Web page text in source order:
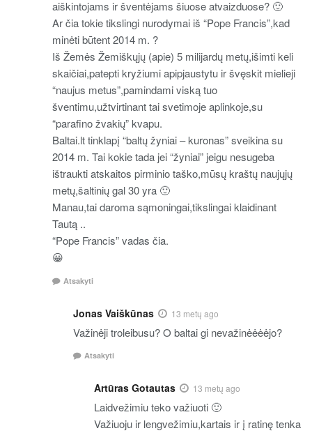
aiškintojams ir šventėjams šiuose atvaizduose? 🙂
Ar čia tokie tikslingi nurodymai iš “Pope Francis”,kad
minėti būtent 2014 m. ?
Iš Žemės Žemiškųjų (apie) 5 milijardų metų,išimti keli
skaičiai,patepti kryžiumi apipjaustytu ir švęskit mielieji
“naujus metus”,pamindami viską tuo
šventimu,užtvirtinant tai svetimoje aplinkoje,su
“parafino žvakių” kvapu.
Baltai.lt tinklapį “baltų žyniai – kuronas” sveikina su
2014 m. Tai kokie tada jei “žyniai” jeigu nesugeba
ištraukti atskaitos pirminio taško,mūsų kraštų naujųjų
metų,šaltinių gal 30 yra 🙂
Manau,tai daroma sąmoningai,tikslingai klaidinant
Tautą ..
“Pope Francis” vadas čia.
😀
Atsakyti
Jonas Vaiškūnas 13 metų ago
Važinėji troleibusu? O baltai gi nevažinėėėėjo?
Atsakyti
Artūras Gotautas 13 metų ago
Laidvežimiu teko važiuoti 🙂
Važiuoju ir lengvežimiu,kartais ir į ratinę tenka